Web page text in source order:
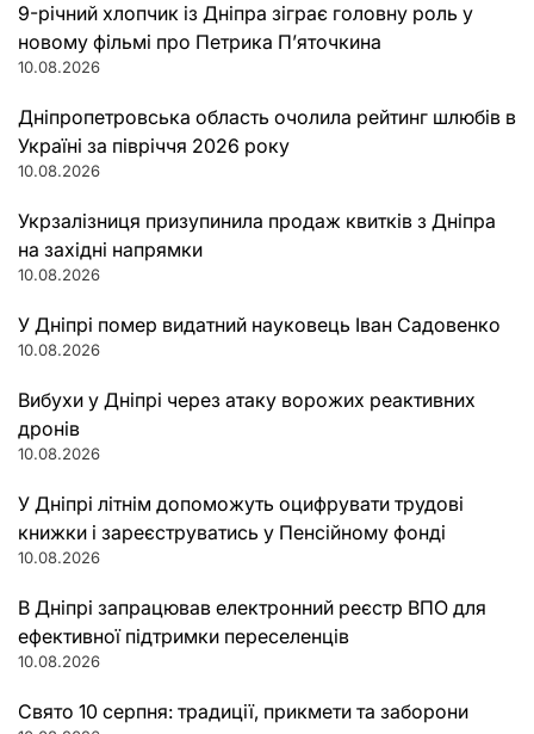
9-річний хлопчик із Дніпра зіграє головну роль у
новому фільмі про Петрика П’яточкина
10.08.2026
Дніпропетровська область очолила рейтинг шлюбів в
Україні за півріччя 2026 року
10.08.2026
Укрзалізниця призупинила продаж квитків з Дніпра
на західні напрямки
10.08.2026
У Дніпрі помер видатний науковець Іван Садовенко
10.08.2026
Вибухи у Дніпрі через атаку ворожих реактивних
дронів
10.08.2026
У Дніпрі літнім допоможуть оцифрувати трудові
книжки і зареєструватись у Пенсійному фонді
10.08.2026
В Дніпрі запрацював електронний реєстр ВПО для
ефективної підтримки переселенців
10.08.2026
Свято 10 серпня: традиції, прикмети та заборони